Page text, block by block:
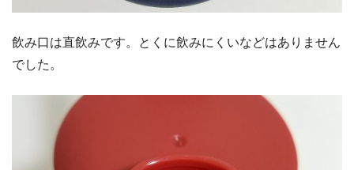
飲み口は直飲みです。とくに飲みにくいなどはありません
でした。